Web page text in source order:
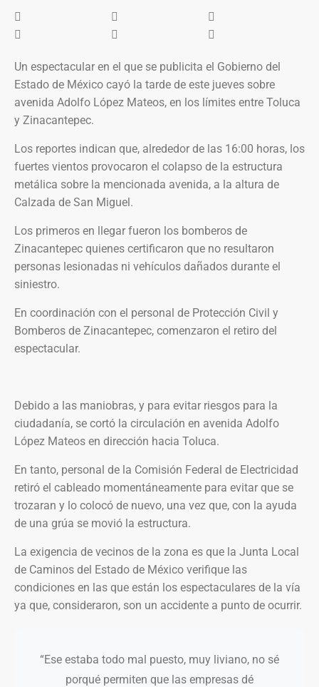
Un espectacular en el que se publicita el Gobierno del
Estado de México cayó la tarde de este jueves sobre
avenida Adolfo López Mateos, en los límites entre Toluca
y Zinacantepec.
Los reportes indican que, alrededor de las 16:00 horas, los
fuertes vientos provocaron el colapso de la estructura
metálica sobre la mencionada avenida, a la altura de
Calzada de San Miguel.
Los primeros en llegar fueron los bomberos de
Zinacantepec quienes certificaron que no resultaron
personas lesionadas ni vehículos dañados durante el
siniestro.
En coordinación con el personal de Protección Civil y
Bomberos de Zinacantepec, comenzaron el retiro del
espectacular.
Debido a las maniobras, y para evitar riesgos para la
ciudadanía, se cortó la circulación en avenida Adolfo
López Mateos en dirección hacia Toluca.
En tanto, personal de la Comisión Federal de Electricidad
retiró el cableado momentáneamente para evitar que se
trozaran y lo colocó de nuevo, una vez que, con la ayuda
de una grúa se movió la estructura.
La exigencia de vecinos de la zona es que la Junta Local
de Caminos del Estado de México verifique las
condiciones en las que están los espectaculares de la vía
ya que, consideraron, son un accidente a punto de ocurrir.
“Ese estaba todo mal puesto, muy liviano, no sé
porqué permiten que las empresas dé